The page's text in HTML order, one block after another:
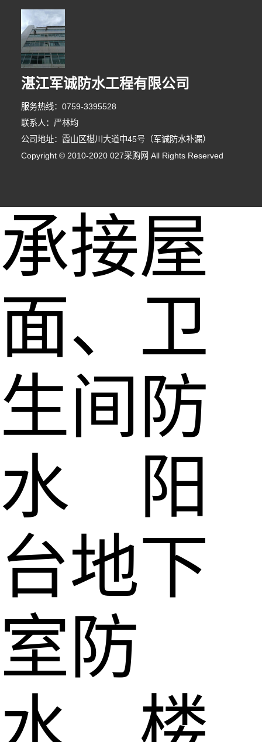
湛江军诚防水工程有限公司
服务热线：0759-3395528
联系人：严林均
公司地址：霞山区椹川大道中45号（军诚防水补漏）
Copyright © 2010-2020 027采购网 All Rights Reserved
承接屋
面、卫
生间防
水 阳
台地下
室防